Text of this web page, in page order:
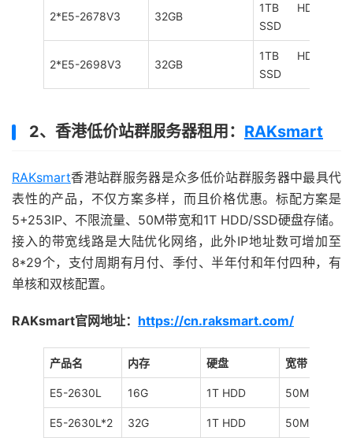
2*E5-2678V3 32GB
1TB HDD/240G
SSD
2*E5-2698V3 32GB
1TB HDD/240G
SSD
2、香港低价站群服务器租用： RAKsmart
RAKsmart香港站群服务器是众多低价站群服务器中最具代
表性的产品，不仅方案多样，而且价格优惠。标配方案是
5+253IP、不限流量、50M带宽和1T HDD/SSD硬盘存储。
接入的带宽线路是大陆优化网络，此外IP地址数可增加至
8*29个，支付周期有月付、季付、半年付和年付四种，有
单核和双核配置。
RAKsmart官网地址： https://cn.raksmart.com/
产品名 内存 硬盘 宽带
E5-2630L 16G 1T HDD 50M
E5-2630L*2 32G 1T HDD 50M